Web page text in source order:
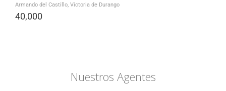
Armando del Castillo, Victoria de Durango
40,000
Nuestros Agentes